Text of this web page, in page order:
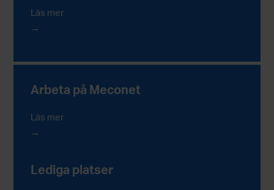
Läs mer
Arbeta på Meconet
Läs mer
Lediga platser